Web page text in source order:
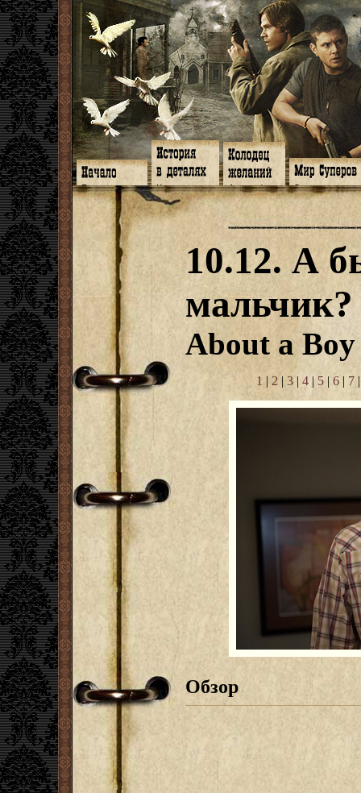
Главная
Программа
Форум
Facebook
Гостевая
Книги
Галереи
Музыка
Видео
Субтитры
Заметки
Мысли
Откровение
Арт-кафе
Игромания
Фанфики
Обои
Фанарт
Анекдоты
Передоз
Страшилки
Знакомство
Обитатели
Семейное
Дневник
Арсенал
СИЗО
Суперы от и
10.12. А
мальчик?
About a Boy
1 | 2 | 3 | 4 | 5 | 6 | 7
Обзор